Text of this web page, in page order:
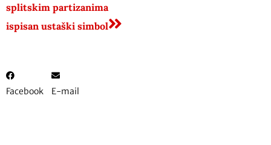
splitskim partizanima
ispisan ustaški simbol
Facebook E-mail